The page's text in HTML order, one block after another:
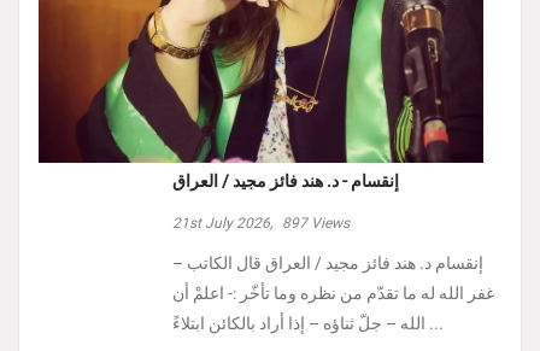
إنقسام - د. هند فائز مجيد / العراق
21st July 2026, 897Views
إنقسام د. هند فائز مجيد / العراق ‏قال الكاتب –
غفر الله له ما تقدّم من نظره وما تأخّر :- ‏اعلمْ أن
الله – جلّ ثناؤه – إذا أراد بالكائن ابتلاءً ...